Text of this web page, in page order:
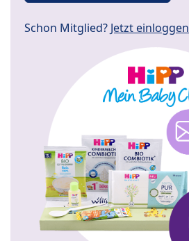
Schon Mitglied? Jetzt einloggen